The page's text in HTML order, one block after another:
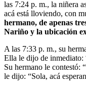
las 7:24 p. m., la niñera
acá está lloviendo, con
hermano, de apenas
Nariño y la ubicación
A las 7:33 p. m., su
Ella le dijo de inmediato:
Su hermano le contestó:
le dijo: “Sola, acá